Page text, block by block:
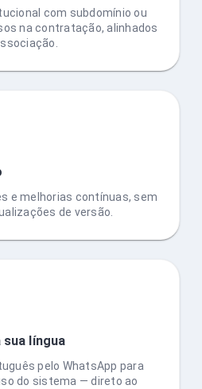
com subdomínio ou
na contratação, alinhados
e melhorias contínuas, sem
de versão.
língua
pelo WhatsApp para
do sistema — direto ao